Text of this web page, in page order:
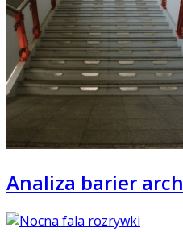
Analiza barier